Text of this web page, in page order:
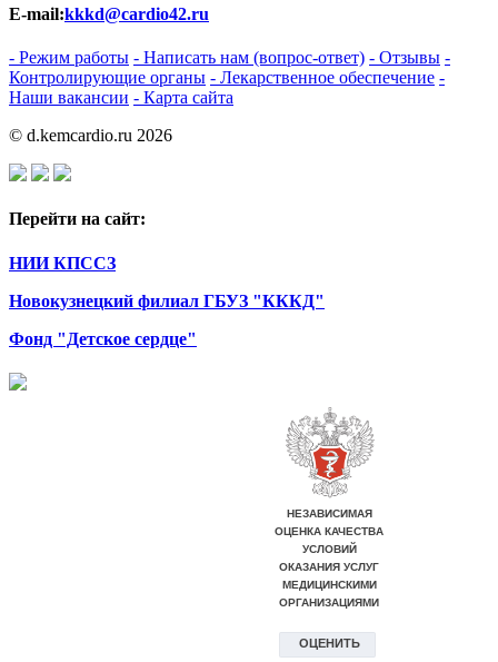
E-mail:kkkd@cardio42.ru
- Режим работы - Написать нам (вопрос-ответ) - Отзывы -
Контролирующие органы - Лекарственное обеспечение -
Наши вакансии - Карта сайта
© d.kemcardio.ru 2026
Перейти на сайт:
НИИ КПССЗ
Новокузнецкий филиал ГБУЗ "КККД"
Фонд "Детское сердце"